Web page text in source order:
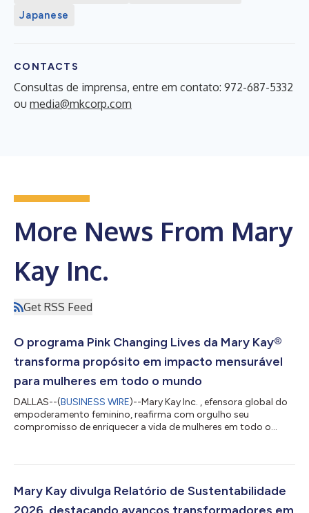
Japanese
CONTACTS
Consultas de imprensa, entre em contato: 972-687-5332
ou media@mkcorp.com
More News From Mary
Kay Inc.
Get RSS Feed
O programa Pink Changing Lives da Mary Kay®
transforma propósito em impacto mensurável
para mulheres em todo o mundo
DALLAS--(BUSINESS WIRE)--Mary Kay Inc. , efensora global do
empoderamento feminino, reafirma com orgulho seu
compromisso de enriquecer a vida de mulheres em todo o
combina doações com propósito e marketing de causa para
comunidades. Desde 1996, o programa já destinou mais de
230 milhões de dólares em doações monetárias e de prod...
Mary Kay divulga Relatório de Sustentabilidade